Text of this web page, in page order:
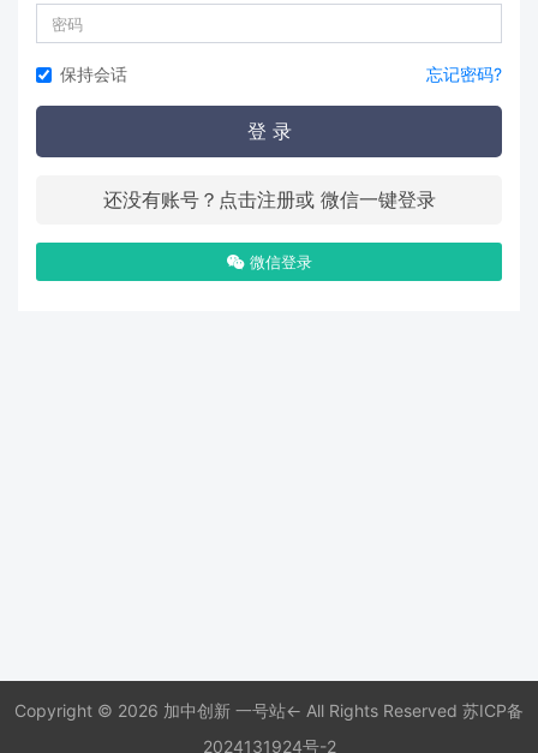
保持会话 忘记密码?
登 录
还没有账号？点击注册或 微信一键登录
微信登录
Copyright © 2026 加中创新 一号站← All Rights Reserved 苏ICP备
2024131924号-2